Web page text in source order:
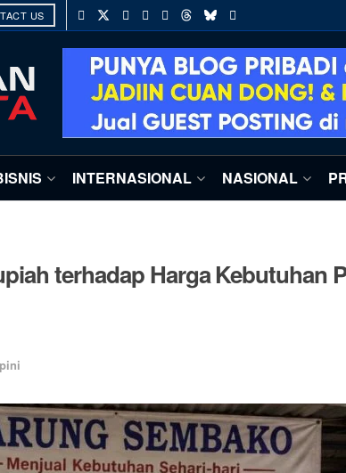
US
INTERNASIONAL NASIONAL
terhadap Harga Kebutuhan